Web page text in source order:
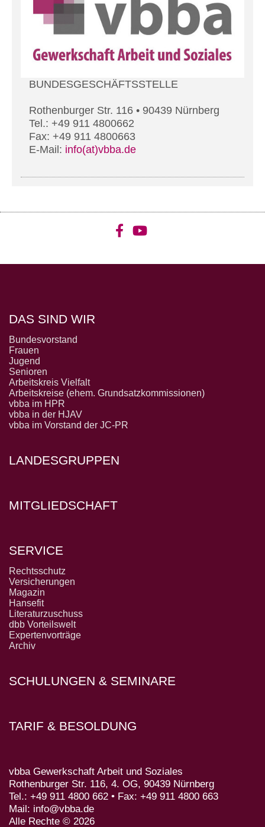
BUNDESGESCHÄFTSSTELLE
Rothenburger Str. 116 • 90439 Nürnberg
Tel.: +49 911 4800662
Fax: +49 911 4800663
E-Mail: info(at)vbba.de
DAS SIND WIR
Bundesvorstand
Frauen
Jugend
Senioren
Arbeitskreis Vielfalt
Arbeitskreise (ehem. Grundsatzkommissionen)
vbba im HPR
vbba in der HJAV
vbba im Vorstand der JC-PR
LANDESGRUPPEN
MITGLIEDSCHAFT
SERVICE
Rechtsschutz
Versicherungen
Magazin
Hansefit
Literaturzuschuss
dbb Vorteilswelt
Expertenvorträge
Archiv
SCHULUNGEN & SEMINARE
TARIF & BESOLDUNG
vbba Gewerkschaft Arbeit und Soziales
Rothenburger Str. 116, 4. OG, 90439 Nürnberg
Tel.: +49 911 4800 662 • Fax: +49 911 4800 663
Mail: info@vbba.de
Alle Rechte © 2026